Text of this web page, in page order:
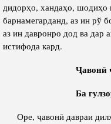
дидорҳо, хандаҳо,
барнамегарданд, аз ин рў
аз ин давронро дод ва дар
истифода кард.
Ҷавонӣ
Ба гулзоре
Оре, ҷавонӣ давраи